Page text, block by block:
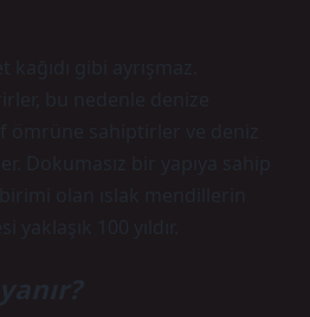
gibi ayrışmaz.
bu nedenle denize
ömrüne sahiptirler ve deniz
Dokumasız bir yapıya sahip
olan ıslak mendillerin
yaklaşık 100 yıldır.